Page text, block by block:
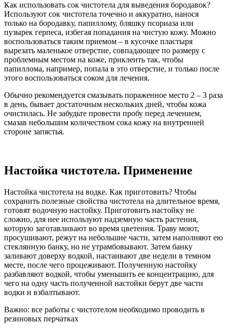
Как использовать сок чистотела для выведения бородавок?
Используют сок чистотела точечно и аккуратно, нанося
только на бородавку, папиллому, бляшку псориаза или
пузырек герпеса, избегая попадания на чистую кожу. Можно
воспользоваться таким приемом – в кусочке пластыря
вырезать маленькое отверстие, совпадающее по размеру с
проблемным местом на коже, приклеить так, чтобы
папиллома, например, попала в это отверстие, и только после
этого воспользоваться соком для лечения.
Обычно рекомендуется смазывать пораженное место 2 – 3 раза
в день, бывает достаточным нескольких дней, чтобы кожа
очистилась. Не забудьте провести пробу перед лечением,
смазав небольшим количеством сока кожу на внутренней
стороне запястья.
Настойка чистотела. Применение
Настойка чистотела на водке. Как приготовить? Чтобы
сохранить полезные свойства чистотела на длительное время,
готовят водочную настойку. Приготовить настойку не
сложно, для нее используют надземную часть растения,
которую заготавливают во время цветения. Траву моют,
просушивают, режут на небольшие части, затем наполняют ею
стеклянную банку, но не утрамбовывают. Затем банку
заливают доверху водкой, настаивают две недели в темном
месте, после чего процеживают. Полученную настойку
разбавляют водкой, чтобы уменьшить ее концентрацию, для
чего на одну часть полученной настойки берут две части
водки и взбалтывают.
Важно: все работы с чистотелом необходимо проводить в
резиновых перчатках